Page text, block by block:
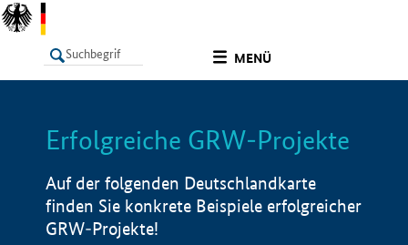
MENÜ
LISTE Info
Erfolgreiche GRW-Projekte
Auf der folgenden Deutschlandkarte
finden Sie konkrete Beispiele erfolgreicher
GRW-Projekte!